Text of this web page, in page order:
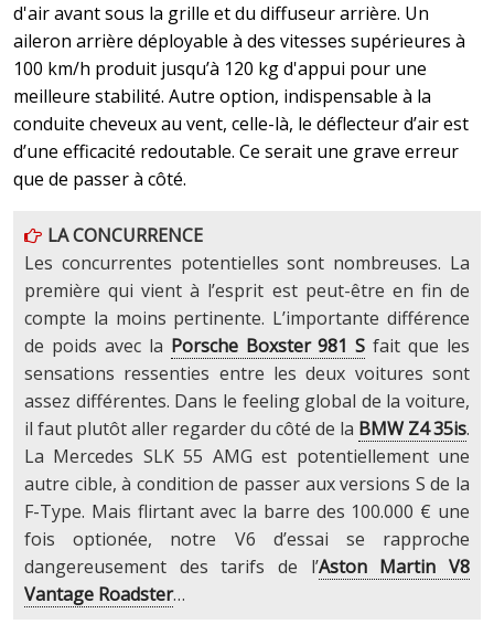
d'air avant sous la grille et du diffuseur arrière. Un
aileron arrière déployable à des vitesses supérieures à
100 km/h produit jusqu’à 120 kg d'appui pour une
meilleure stabilité. Autre option, indispensable à la
conduite cheveux au vent, celle-là, le déflecteur d’air est
d’une efficacité redoutable. Ce serait une grave erreur
que de passer à côté.
LA CONCURRENCE
Les concurrentes potentielles sont nombreuses. La
première qui vient à l’esprit est peut-être en fin de
compte la moins pertinente. L’importante différence
de poids avec la Porsche Boxster 981 S fait que les
sensations ressenties entre les deux voitures sont
assez différentes. Dans le feeling global de la voiture,
il faut plutôt aller regarder du côté de la BMW Z4 35is.
La Mercedes SLK 55 AMG est potentiellement une
autre cible, à condition de passer aux versions S de la
F-Type. Mais flirtant avec la barre des 100.000 € une
fois optionée, notre V6 d’essai se rapproche
dangereusement des tarifs de l’Aston Martin V8
Vantage Roadster…